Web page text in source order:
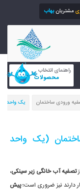
مشتریانبهاب
راهنمای انتخاب
محصولات
ورودی ساختمان یک واحد
(یک واحد
تصفیه آب خانگی زیر سینکی،
دارند نیز ضروری است؛پیش